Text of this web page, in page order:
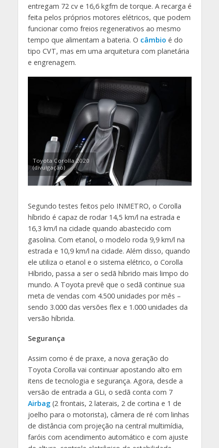
entregam 72 cv e 16,6 kgfm de torque. A recarga é
feita pelos próprios motores elétricos, que podem
funcionar como freios regenerativos ao mesmo
tempo que alimentam a bateria. O câmbio é do
tipo CVT, mas em uma arquitetura com planetária
e engrenagem.
Toyota Corolla 2020
(divulgação)
Segundo testes feitos pelo INMETRO, o Corolla
híbrido é capaz de rodar 14,5 km/l na estrada e
16,3 km/l na cidade quando abastecido com
gasolina. Com etanol, o modelo roda 9,9 km/l na
estrada e 10,9 km/l na cidade. Além disso, quando
ele utiliza o etanol e o sistema elétrico, o Corolla
Híbrido, passa a ser o sedã híbrido mais limpo do
mundo. A Toyota prevê que o sedã continue sua
meta de vendas com 4.500 unidades por mês –
sendo 3.000 das versões flex e 1.000 unidades da
versão híbrida.
Segurança
Assim como é de praxe, a nova geração do
Toyota Corolla vai continuar apostando alto em
itens de tecnologia e segurança. Agora, desde a
versão de entrada a GLi, o sedã conta com 7
Airbag(2 frontais, 2 laterais, 2 de cortina e 1 de
joelho para o motorista), câmera de ré com linhas
de distância com projeção na central multimídia,
faróis com acendimento automático e com ajuste